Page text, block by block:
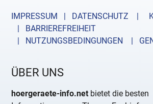
IMPRESSUM | DATENSCHUTZ |
| BARRIEREFREIHEIT
| NUTZUNGSBEDINGUNGEN
|
ÜBER UNS
hoergeraete-info.net bietet die besten